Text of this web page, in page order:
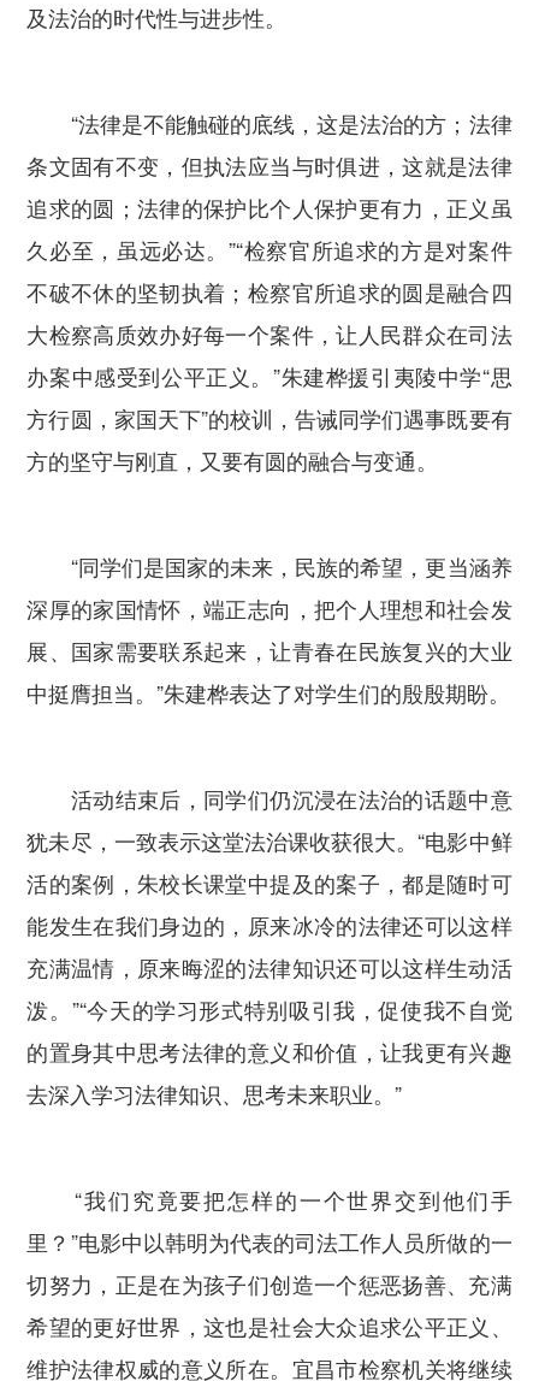
及法治的时代性与进步性。
“法律是不能触碰的底线，这是法治的方；法律
条文固有不变，但执法应当与时俱进，这就是法律
追求的圆；法律的保护比个人保护更有力，正义虽
久必至，虽远必达。”“检察官所追求的方是对案件
不破不休的坚韧执着；检察官所追求的圆是融合四
大检察高质效办好每一个案件，让人民群众在司法
办案中感受到公平正义。”朱建桦援引夷陵中学“思
方行圆，家国天下”的校训，告诫同学们遇事既要有
方的坚守与刚直，又要有圆的融合与变通。
“同学们是国家的未来，民族的希望，更当涵养
深厚的家国情怀，端正志向，把个人理想和社会发
展、国家需要联系起来，让青春在民族复兴的大业
中挺膺担当。”朱建桦表达了对学生们的殷殷期盼。
活动结束后，同学们仍沉浸在法治的话题中意
犹未尽，一致表示这堂法治课收获很大。“电影中鲜
活的案例，朱校长课堂中提及的案子，都是随时可
能发生在我们身边的，原来冰冷的法律还可以这样
充满温情，原来晦涩的法律知识还可以这样生动活
泼。”“今天的学习形式特别吸引我，促使我不自觉
的置身其中思考法律的意义和价值，让我更有兴趣
去深入学习法律知识、思考未来职业。”
“我们究竟要把怎样的一个世界交到他们手
里？”电影中以韩明为代表的司法工作人员所做的一
切努力，正是在为孩子们创造一个惩恶扬善、充满
希望的更好世界，这也是社会大众追求公平正义、
维护法律权威的意义所在。宜昌市检察机关将继续